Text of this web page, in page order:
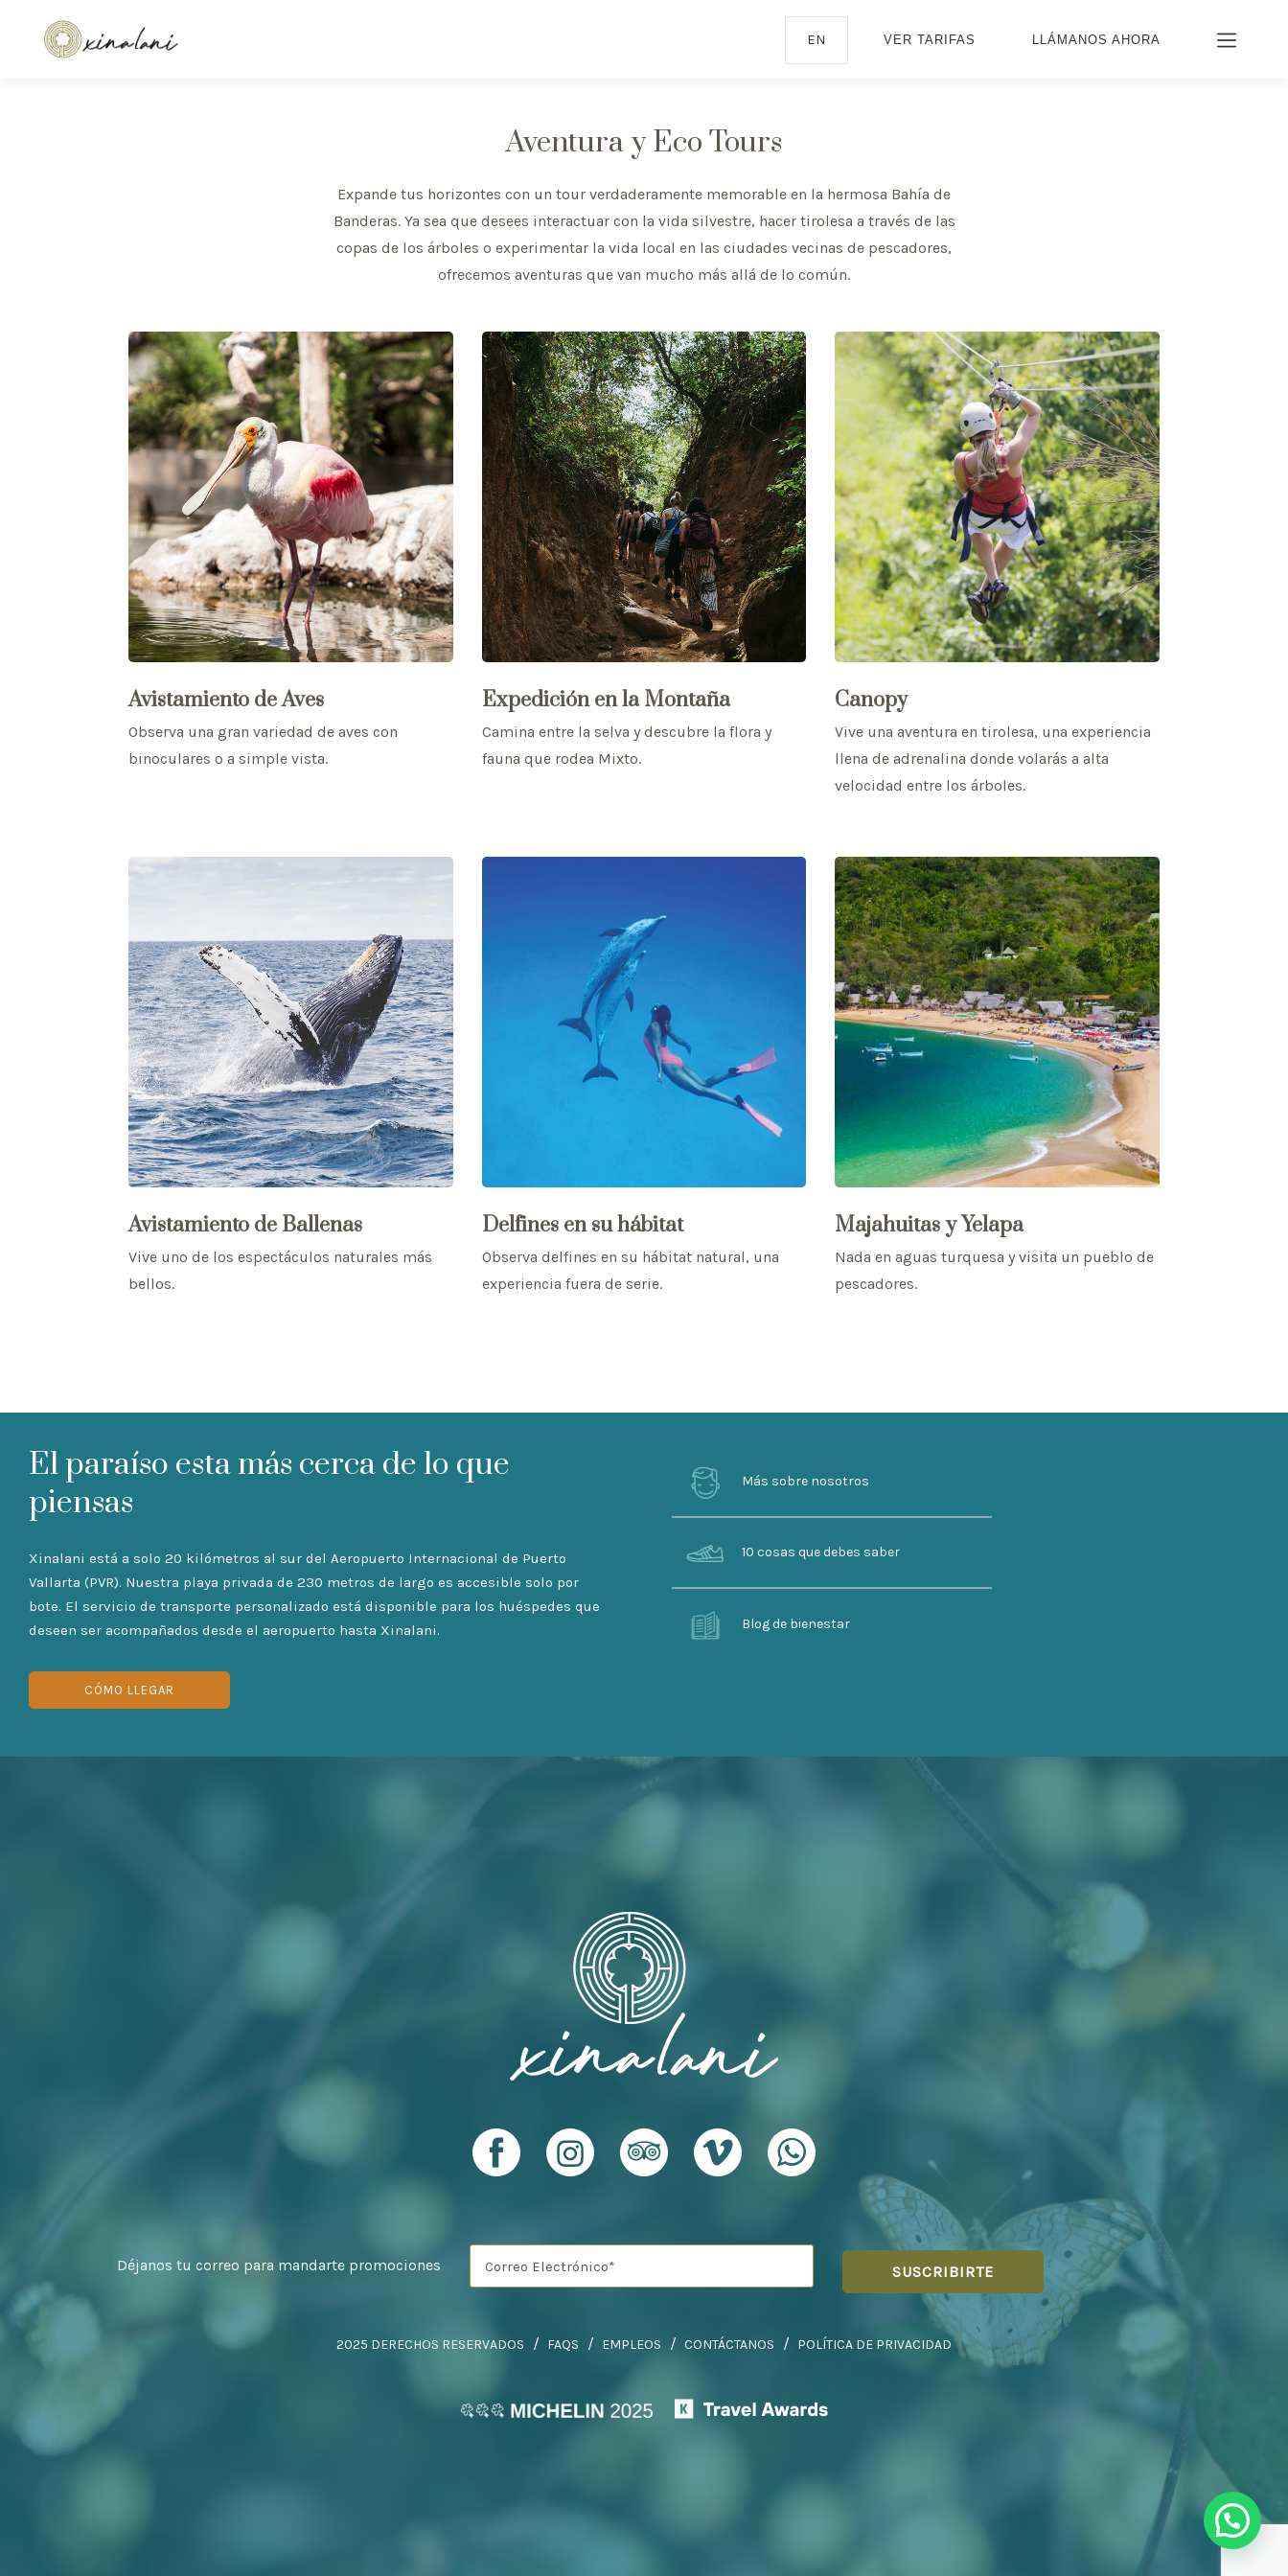
EN VER TARIFAS LLÁMANOS AHORA
Aventura y Eco Tours
Expande tus horizontes con un tour verdaderamente memorable en la hermosa Bahía de
Banderas. Ya sea que desees interactuar con la vida silvestre, hacer tirolesa a través de las
copas de los árboles o experimentar la vida local en las ciudades vecinas de pescadores,
ofrecemos aventuras que van mucho más allá de lo común.
Avistamiento de Aves
Observa una gran variedad de aves con
binoculares o a simple vista.
Expedición en la Montaña
Camina entre la selva y descubre la flora y
fauna que rodea Mixto.
Canopy
Vive una aventura en tirolesa, una experiencia
llena de adrenalina donde volarás a alta
velocidad entre los árboles.
Avistamiento de Ballenas
Vive uno de los espectáculos naturales más
bellos.
Delfines en su hábitat
Observa delfines en su hábitat natural, una
experiencia fuera de serie.
Majahuitas y Yelapa
Nada en aguas turquesa y visita un pueblo de
pescadores.
El paraíso esta más cerca de lo que
piensas
Xinalani está a solo 20 kilómetros al sur del Aeropuerto Internacional de Puerto
Vallarta (PVR). Nuestra playa privada de 230 metros de largo es accesible solo por
bote. El servicio de transporte personalizado está disponible para los huéspedes que
deseen ser acompañados desde el aeropuerto hasta Xinalani.
CÓMO LLEGAR
Más sobre nosotros
10 cosas que debes saber
Blog de bienestar
Déjanos tu correo para mandarte promociones
2025 DERECHOS RESERVADOS FAQS EMPLEOS CONTÁCTANOS POLÍTICA DE PRIVACIDAD